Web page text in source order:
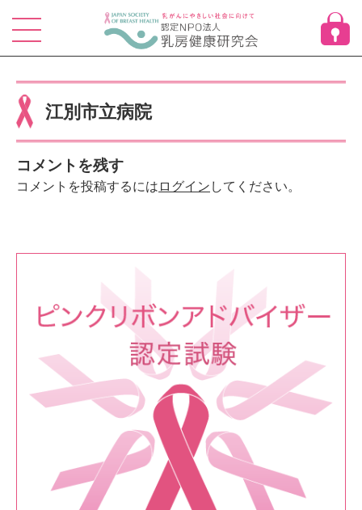
江別市立病院
コメントを残す
コメントを投稿するには ログイン してください。